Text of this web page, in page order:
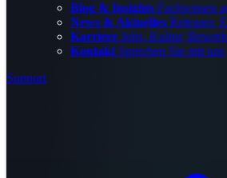
Blog & Insights Fachwissen
News & Aktuelles Releases,
Karriere Jobs, Kultur,
Kontakt Sprechen Sie mit uns
Support